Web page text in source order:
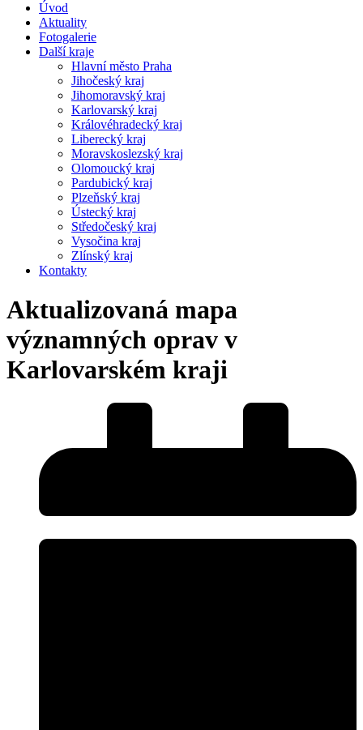
Úvod
Aktuality
Fotogalerie
Další kraje
Hlavní město Praha
Jihočeský kraj
Jihomoravský kraj
Karlovarský kraj
Královéhradecký kraj
Liberecký kraj
Moravskoslezský kraj
Olomoucký kraj
Pardubický kraj
Plzeňský kraj
Ústecký kraj
Středočeský kraj
Vysočina kraj
Zlínský kraj
Kontakty
Aktualizovaná mapa
významných oprav v
Karlovarském kraji